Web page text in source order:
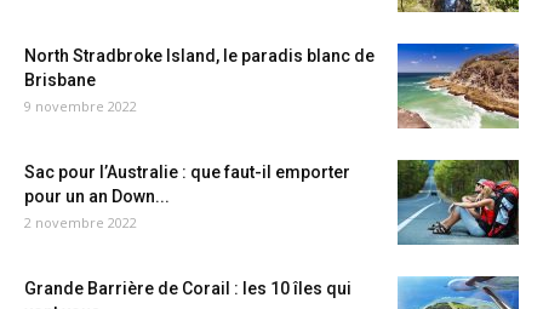
North Stradbroke Island, le paradis blanc de
Brisbane
9 novembre 2022
Sac pour l’Australie : que faut-il emporter
pour un an Down...
2 novembre 2022
Grande Barrière de Corail : les 10 îles qui